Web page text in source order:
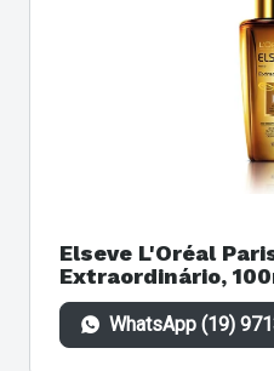
Elseve L'Oréal
Extraordinário,
WhatsApp (19)